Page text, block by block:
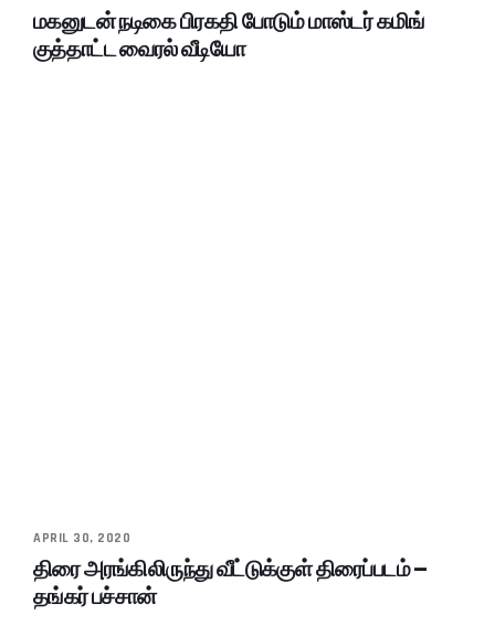
மகனுடன் நடிகை பிரகதி போடும் மாஸ்டர் கமிங்
குத்தாட்ட வைரல் வீடியோ
APRIL 30, 2020
திரை அரங்கிலிருந்து வீட்டுக்குள் திரைப்படம் –
தங்கர் பச்சான்